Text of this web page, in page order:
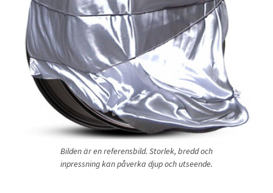
Bilden är en referensbild. Storlek, bredd och
inpressning kan påverka djup och utseende.